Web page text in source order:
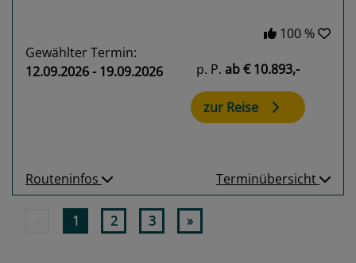
100 %
Gewählter Termin:
12.09.2026 - 19.09.2026
p. P. ab€ 10.893,-
zur Reise
Routeninfos Terminübersicht
1 2 3 »